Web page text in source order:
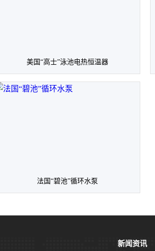
美国“高士”泳池电热恒温器
法国“碧池”循环水泵
新闻资讯